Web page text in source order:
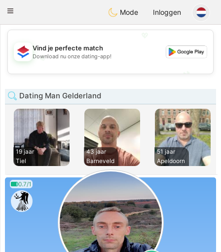
NederlandChat
Toggle
Mode Inloggen
💖
💕
Vind je perfecte match
Download nu onze dating-app!
Dating Man Gelderland
19 jaar
Tiel
43 jaar
Barneveld
51 jaar
Apeldoorn
0.7/1